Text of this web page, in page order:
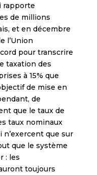
rapporte
de millions
et en décembre
l’Union
pour transcrire
taxation des
à 15% que
de mise en
de
que le taux de
taux nominaux
que sur
que le système
: les
toujours